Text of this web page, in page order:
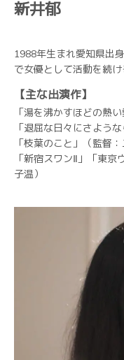
新井郁
1988年生まれ愛知県出
で女優として活動を続け
【主な出演作】
「湯を沸かすほどの熱
「退屈な日々にさよう
「枝葉のこと」（監督
「新宿スワンⅡ」「東
子温）